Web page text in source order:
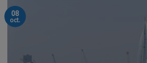
08
oct.